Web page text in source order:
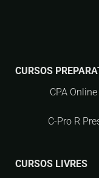
CURSOS
CPA Online
C-Pro R
CURSOS LIVRES